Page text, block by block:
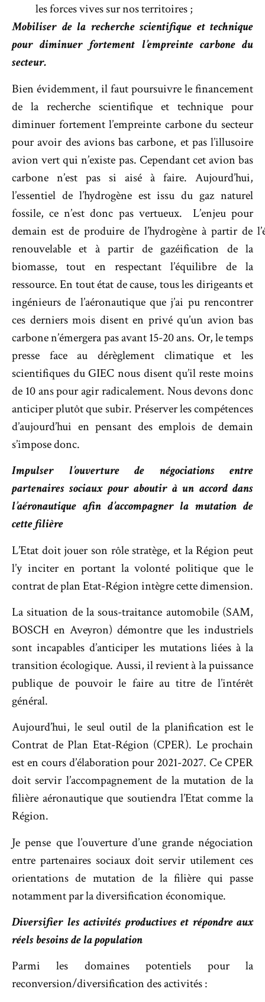
les forces vives sur nos territoires ;
Mobiliser de la recherche scientifique et technique
pour diminuer fortement l’empreinte carbone du
secteur.
Bien évidemment, il faut poursuivre le financement
de la recherche scientifique et technique pour
diminuer fortement l’empreinte carbone du secteur
pour avoir des avions bas carbone, et pas l’illusoire
avion vert qui n’existe pas. Cependant cet avion bas
carbone n’est pas si aisé à faire. Aujourd’hui,
l’essentiel de l’hydrogène est issu du gaz naturel
fossile, ce n’est donc pas vertueux. L’enjeu pour
demain est de produire de l’hydrogène à partir de
renouvelable et à partir de gazéification de la
biomasse, tout en respectant l’équilibre de la
ressource. En tout état de cause, tous les dirigeants et
ingénieurs de l’aéronautique que j’ai pu rencontrer
ces derniers mois disent en privé qu’un avion bas
carbone n’émergera pas avant 15-20 ans. Or, le temps
presse face au dérèglement climatique et les
scientifiques du GIEC nous disent qu’il reste moins
de 10 ans pour agir radicalement. Nous devons donc
anticiper plutôt que subir. Préserver les compétences
d’aujourd’hui en pensant des emplois de demain
s’impose donc.
Impulser l’ouverture de négociations entre
partenaires sociaux pour aboutir à un accord dans
l’aéronautique afin d’accompagner la mutation de
cette filière
L’Etat doit jouer son rôle stratège, et la Région peut
l’y inciter en portant la volonté politique que le
contrat de plan Etat-Région intègre cette dimension.
La situation de la sous-traitance automobile (SAM,
BOSCH en Aveyron) démontre que les industriels
sont incapables d’anticiper les mutations liées à la
transition écologique. Aussi, il revient à la puissance
publique de pouvoir le faire au titre de l’intérêt
général.
Aujourd’hui, le seul outil de la planification est le
Contrat de Plan Etat-Région (CPER). Le prochain
est en cours d’élaboration pour 2021-2027. Ce CPER
doit servir l’accompagnement de la mutation de la
filière aéronautique que soutiendra l’Etat comme la
Région.
Je pense que l’ouverture d’une grande négociation
entre partenaires sociaux doit servir utilement ces
orientations de mutation de la filière qui passe
notamment par la diversification économique.
Diversifier les activités productives et répondre aux
réels besoins de la population
Parmi les domaines potentiels pour la
reconversion/diversification des activités :